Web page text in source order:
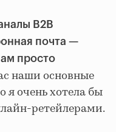
B2B
почта —
просто
наши основные
очень хотела бы
ретейлерами.